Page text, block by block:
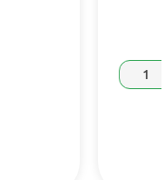
1